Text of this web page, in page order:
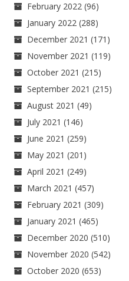
February 2022 (96)
January 2022 (288)
December 2021 (171)
November 2021 (119)
October 2021 (215)
September 2021 (215)
August 2021 (49)
July 2021 (146)
June 2021 (259)
May 2021 (201)
April 2021 (249)
March 2021 (457)
February 2021 (309)
January 2021 (465)
December 2020 (510)
November 2020 (542)
October 2020 (653)